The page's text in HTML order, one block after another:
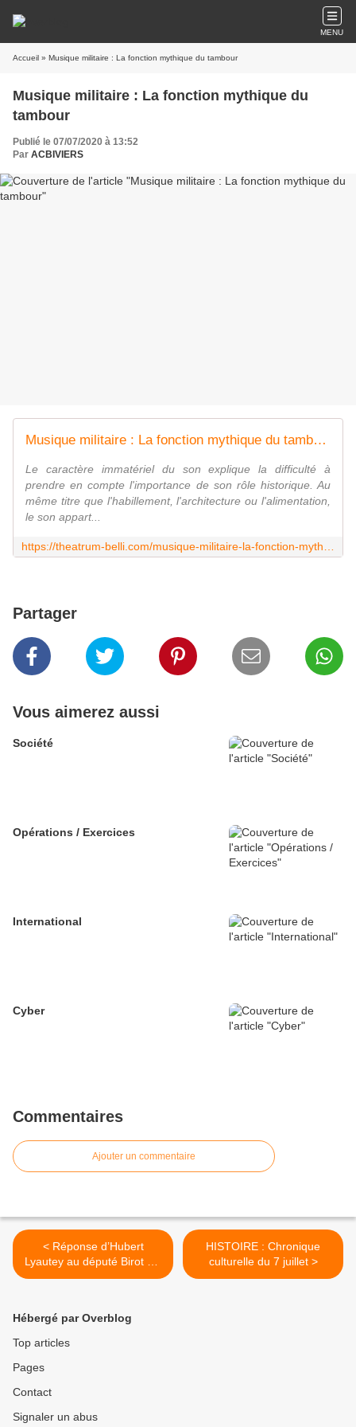
MENU
Accueil » Musique militaire : La fonction mythique du tambour
Musique militaire : La fonction mythique du
tambour
Publié le 07/07/2020 à 13:52
Par ACBIVIERS
Musique militaire : La fonction mythique du tambour
Le caractère immatériel du son explique la difficulté à
prendre en compte l'importance de son rôle historique. Au
même titre que l'habillement, l'architecture ou l'alimentation,
le son appart...
Partager
Vous aimerez aussi
Société
Opérations / Exercices
International
Cyber
Commentaires
Ajouter un commentaire
< Réponse d’Hubert
Lyautey au député Birot qui
fit l’erreur de déclarer que
29 février 1916)
HISTOIRE : Chronique
culturelle du 7 juillet >
Hébergé par Overblog
Top articles
Pages
Contact
Signaler un abus